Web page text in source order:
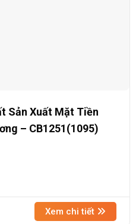
Sản Xuất Mặt Tiền
– CB1251(1095)
Xem chi tiết